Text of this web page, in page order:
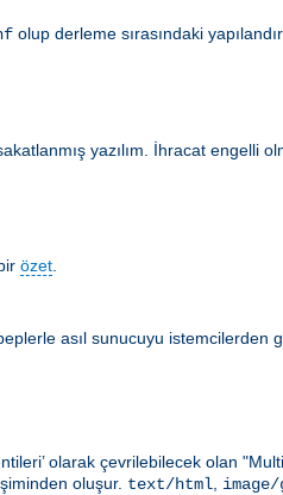
olup derleme sırasındaki
yazılım. İhracat engelli
özet
asıl sunucuyu istemcilerden
olarak çevrilebilecek olan
oluşur. text/html